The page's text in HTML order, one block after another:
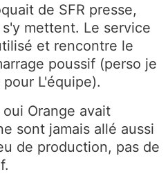
de SFR presse,
mettent. Le service
et rencontre le
poussif (perso je
L'équipe).
Orange avait
sont jamais allé aussi
de production, pas de